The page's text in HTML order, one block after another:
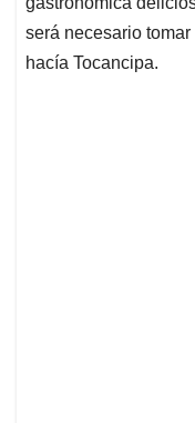
será necesario
hacía Tocancipa.